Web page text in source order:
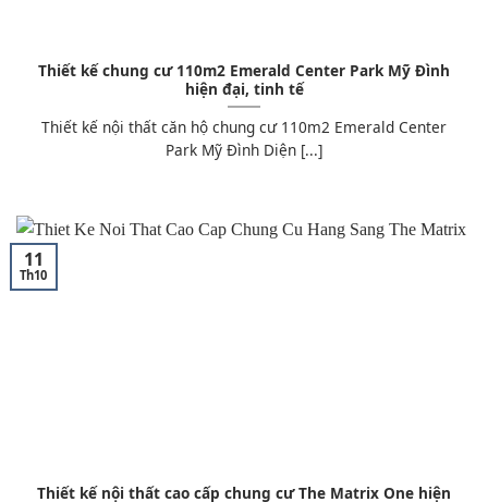
Thiết kế chung cư 110m2 Emerald Center Park Mỹ Đình
hiện đại, tinh tế
Thiết kế nội thất căn hộ chung cư 110m2 Emerald Center
Park Mỹ Đình Diện [...]
Thiết kế nội thất cao cấp chung cư The Matrix One hiện
11
Th10